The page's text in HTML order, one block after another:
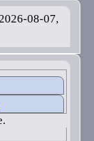
08-07,